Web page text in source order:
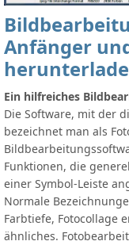
Anfänger
Ein hilfreiches
Die Software, mit der
bezeichnet man als
Funktionen, die
einer Symbol-Leiste
Normale
Farbtiefe, Fotocollage
ähnliches.